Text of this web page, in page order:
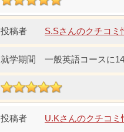
S.Sさんのクチコミ
一般英語コースに
U.Kさんのクチコミ